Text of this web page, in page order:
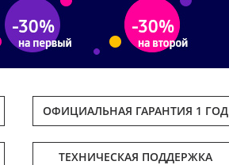
ОФИЦИАЛЬНАЯ ГАРАНТИЯ 1 ГОД
ТЕХНИЧЕСКАЯ ПОДДЕРЖКА